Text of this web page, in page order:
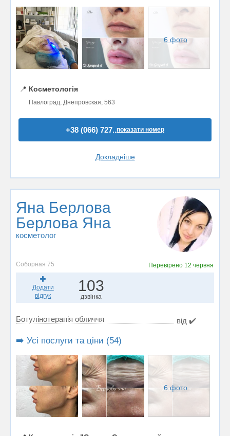
6 фото
📍 Косметологія
Павлоград, Днепровская, 563
+38 (066) 727..показати номер
Докладніше
Яна Берлова
Берлова Яна
косметолог
Соборная 75 Перевірено 12 червня
Додати
відгук
103
дзвінка
Ботулінотерапія обличчя від ✔️
➡️ Усі послуги та ціни (54)
6 фото